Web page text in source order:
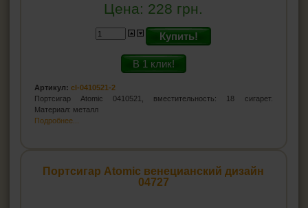
Цена: 228 грн.
Купить!
В 1 клик!
Артикул: cl-0410521-2
Портсигар Atomic 0410521, вместительность: 18 сигарет.
Материал: металл
Подробнее...
Портсигар Atomic венецианский дизайн
04727